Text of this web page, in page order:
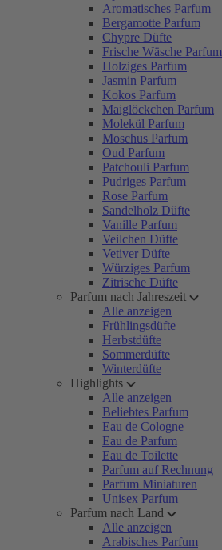
Aromatisches Parfum
Bergamotte Parfum
Chypre Düfte
Frische Wäsche Parfum
Holziges Parfum
Jasmin Parfum
Kokos Parfum
Maiglöckchen Parfum
Molekül Parfum
Moschus Parfum
Oud Parfum
Patchouli Parfum
Pudriges Parfum
Rose Parfum
Sandelholz Düfte
Vanille Parfum
Veilchen Düfte
Vetiver Düfte
Würziges Parfum
Zitrische Düfte
Parfum nach Jahreszeit
Alle anzeigen
Frühlingsdüfte
Herbstdüfte
Sommerdüfte
Winterdüfte
Highlights
Alle anzeigen
Beliebtes Parfum
Eau de Cologne
Eau de Parfum
Eau de Toilette
Parfum auf Rechnung
Parfum Miniaturen
Unisex Parfum
Parfum nach Land
Alle anzeigen
Arabisches Parfum